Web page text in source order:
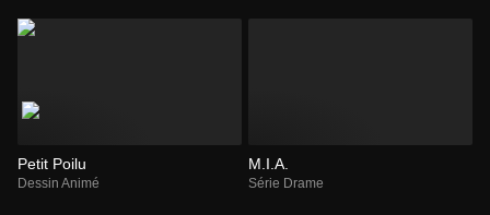
Petit Poilu
Dessin Animé
M.I.A.
Série Drame